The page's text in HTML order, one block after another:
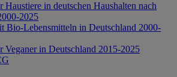
Haustiere in deutschen Haushalten nach
2025
Bio-Lebensmitteln in Deutschland 2000-
Veganer in Deutschland 2015-2025